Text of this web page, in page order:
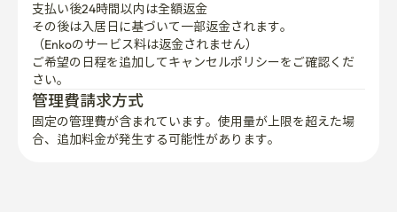
支払い後24時間以内は全額返金
その後は入居日に基づいて一部返金されます。
（Enkoのサービス料は返金されません）
ご希望の日程を追加してキャンセルポリシーをご確認くだ
さい。
管理費請求方式
固定の管理費が含まれています。使用量が上限を超えた場
合、追加料金が発生する可能性があります。